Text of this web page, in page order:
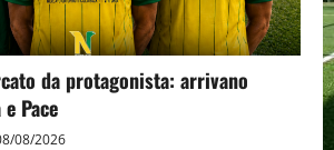
da protagonista: arrivano
Pace
08/2026